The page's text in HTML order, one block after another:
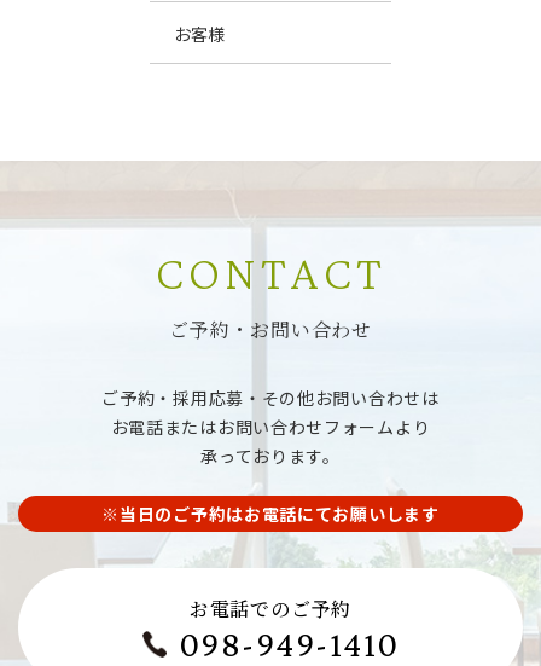
お客様
CONTACT
ご予約・お問い合わせ
ご予約・採用応募・その他お問い合わせは
お電話またはお問い合わせフォームより
承っております。
※当日のご予約はお電話にてお願いします
お電話でのご予約
098-949-1410